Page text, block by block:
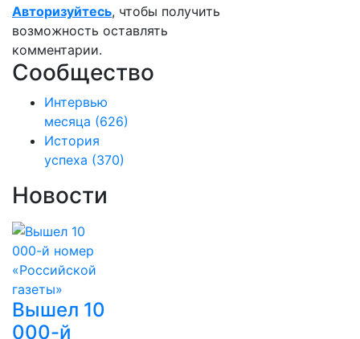
Авторизуйтесь, чтобы получить
возможность оставлять
комментарии.
Сообщество
Интервью
месяца (626)
История
успеха (370)
Новости
Вышел 10
000-й